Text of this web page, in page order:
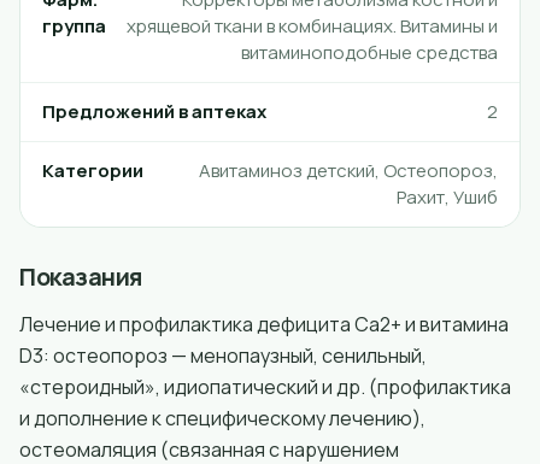
группа
хрящевой ткани в комбинациях. Витамины и
витаминоподобные средства
Предложений в аптеках 2
Категории
Авитаминоз детский, Остеопороз,
Рахит, Ушиб
Показания
Лечение и профилактика дефицита Ca2+ и витамина
D3: остеопороз — менопаузный, сенильный,
«стероидный», идиопатический и др. (профилактика
и дополнение к специфическому лечению),
остеомаляция (связанная с нарушением